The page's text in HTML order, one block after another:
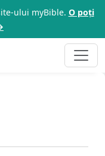
ului myBible. O poți